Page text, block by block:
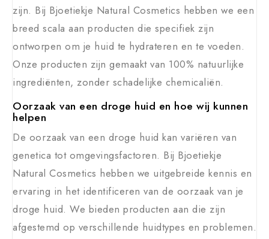
zijn. Bij Bjoetiekje Natural Cosmetics hebben we een
breed scala aan producten die specifiek zijn
ontworpen om je huid te hydrateren en te voeden.
Onze producten zijn gemaakt van 100% natuurlijke
ingrediënten, zonder schadelijke chemicaliën.
Oorzaak van een droge huid en hoe wij kunnen
helpen
De oorzaak van een droge huid kan variëren van
genetica tot omgevingsfactoren. Bij Bjoetiekje
Natural Cosmetics hebben we uitgebreide kennis en
ervaring in het identificeren van de oorzaak van je
droge huid. We bieden producten aan die zijn
afgestemd op verschillende huidtypes en problemen.